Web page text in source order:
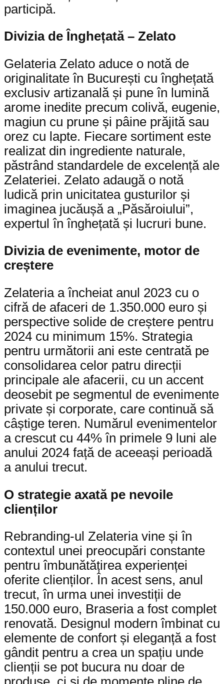
participă.
Divizia de Înghețată – Zelato
Gelateria Zelato aduce o notă de
originalitate în București cu înghețată
exclusiv artizanală și pune în lumină
arome inedite precum colivă, eugenie,
magiun cu prune și pâine prăjită sau
orez cu lapte. Fiecare sortiment este
realizat din ingrediente naturale,
păstrând standardele de excelență ale
Zelateriei. Zelato adaugă o notă
ludică prin unicitatea gusturilor și
imaginea jucăușă a „Păsăroiului”,
expertul în înghețată și lucruri bune.
Divizia de evenimente, motor de
creștere
Zelateria a încheiat anul 2023 cu o
cifră de afaceri de 1.350.000 euro și
perspective solide de creștere pentru
2024 cu minimum 15%. Strategia
pentru următorii ani este centrată pe
consolidarea celor patru direcții
principale ale afacerii, cu un accent
deosebit pe segmentul de evenimente
private și corporate, care continuă să
câștige teren. Numărul evenimentelor
a crescut cu 44% în primele 9 luni ale
anului 2024 față de aceeași perioadă
a anului trecut.
O strategie axată pe nevoile
clienților
Rebranding-ul Zelateria vine și în
contextul unei preocupări constante
pentru îmbunătățirea experienței
oferite clienților. În acest sens, anul
trecut, în urma unei investiții de
150.000 euro, Braseria a fost complet
renovată. Designul modern îmbinat cu
elemente de confort și eleganță a fost
gândit pentru a crea un spațiu unde
clienții se pot bucura nu doar de